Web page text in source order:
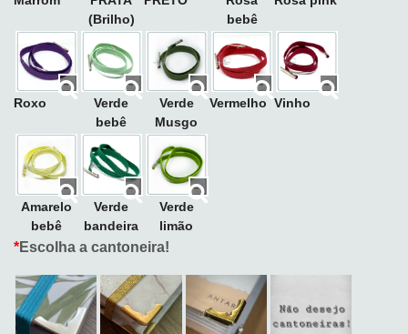
(Brilho)
bebê
Roxo
Verde
bebê
Verde
Musgo
Vermelho Vinho
Amarelo
bebê
Verde
bandeira
Verde
limão
*Escolha a cantoneira!